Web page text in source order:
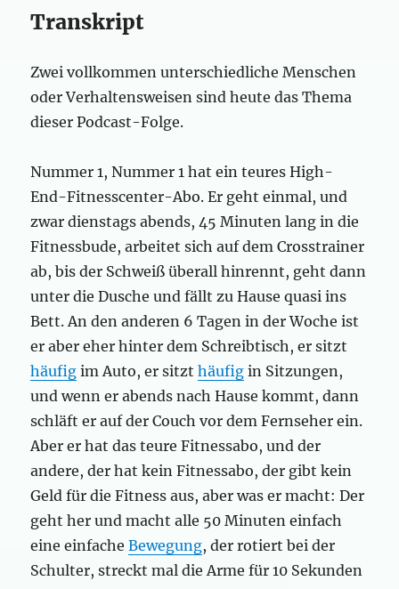
Transkript
Zwei vollkommen unterschiedliche Menschen
oder Verhaltensweisen sind heute das Thema
dieser Podcast-Folge.
Nummer 1, Nummer 1 hat ein teures High-
End-Fitnesscenter-Abo. Er geht einmal, und
zwar dienstags abends, 45 Minuten lang in die
Fitnessbude, arbeitet sich auf dem Crosstrainer
ab, bis der Schweiß überall hinrennt, geht dann
unter die Dusche und fällt zu Hause quasi ins
Bett. An den anderen 6 Tagen in der Woche ist
er aber eher hinter dem Schreibtisch, er sitzt
häufig im Auto, er sitzthäufig in Sitzungen,
und wenn er abends nach Hause kommt, dann
schläft er auf der Couch vor dem Fernseher ein.
Aber er hat das teure Fitnessabo, und der
andere, der hat kein Fitnessabo, der gibt kein
Geld für die Fitness aus, aber was er macht: Der
geht her und macht alle 50 Minuten einfach
eine einfacheBewegung, der rotiert bei der
Schulter, streckt mal die Arme für 10 Sekunden